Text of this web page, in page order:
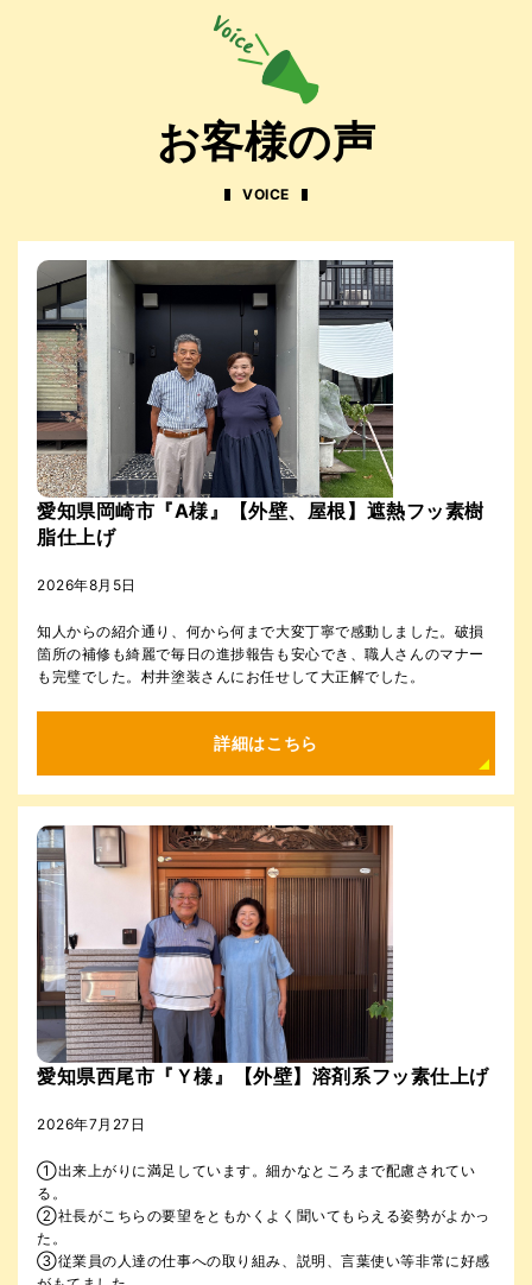
お客様の声
VOICE
愛知県岡崎市『A様』【外壁、屋根】遮熱フッ素樹
脂仕上げ
2026年8月5日
知人からの紹介通り、何から何まで大変丁寧で感動しました。破損
箇所の補修も綺麗で毎日の進捗報告も安心でき、職人さんのマナー
も完璧でした。村井塗装さんにお任せして大正解でした。
詳細はこちら
愛知県西尾市『Ｙ様』【外壁】溶剤系フッ素仕上げ
2026年7月27日
①出来上がりに満足しています。細かなところまで配慮されてい
る。
②社長がこちらの要望をともかくよく聞いてもらえる姿勢がよかっ
た。
③従業員の人達の仕事への取り組み、説明、言葉使い等非常に好感